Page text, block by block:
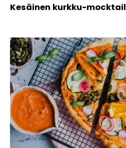
Kesäinen kurkku-mocktail